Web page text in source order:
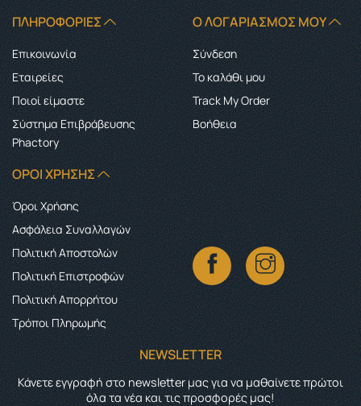
ΠΛΗΡΟΦΟΡΊΕΣ
Επικοινωνία
Εταιρείες
Ποιοί είμαστε
Σύστημα Επιβράβευσης
Phactory
Ο ΛΟΓΑΡΙΑΣΜΌΣ ΜΟΥ
Σύνδεση
Το καλάθι μου
Track My Order
Boήθεια
ΌΡΟΙ ΧΡΉΣΗΣ
Όροι Χρήσης
Ασφάλεια Συναλλαγών
Πολιτική Αποστολών
Πολιτική Επιστροφών
Πολιτική Απορρήτου
Τρόποι Πληρωμής
NEWSLETTER
Κάνετε εγγραφή στο newsletter μας για να μαθαίνετε πρώτοι
όλα τα νέα και τις προσφορές μας!